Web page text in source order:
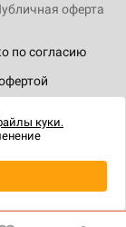
по согласию
оферта
куки.